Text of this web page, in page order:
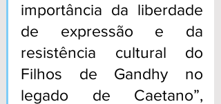
importância da liberdade
de expressão e da
resistência cultural do
Filhos de Gandhy no
legado de Caetano”,